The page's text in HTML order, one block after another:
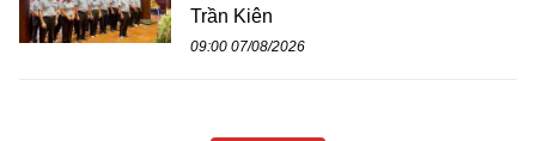
Trần Kiên
09:00 07/08/2026